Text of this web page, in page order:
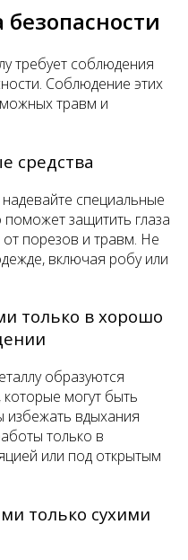
требует соблюдения
Соблюдение этих
травм и
средства
специальные
защитить глаза
от порезов и травм. Не
включая робу или
только в хорошо
образуются
которые могут быть
избежать вдыхания
только в
или под открытым
только сухими